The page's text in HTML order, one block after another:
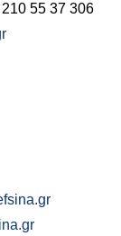
55 37 306